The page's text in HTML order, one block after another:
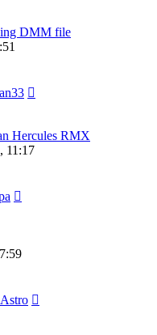
DMM file
Hercules RMX
11:17